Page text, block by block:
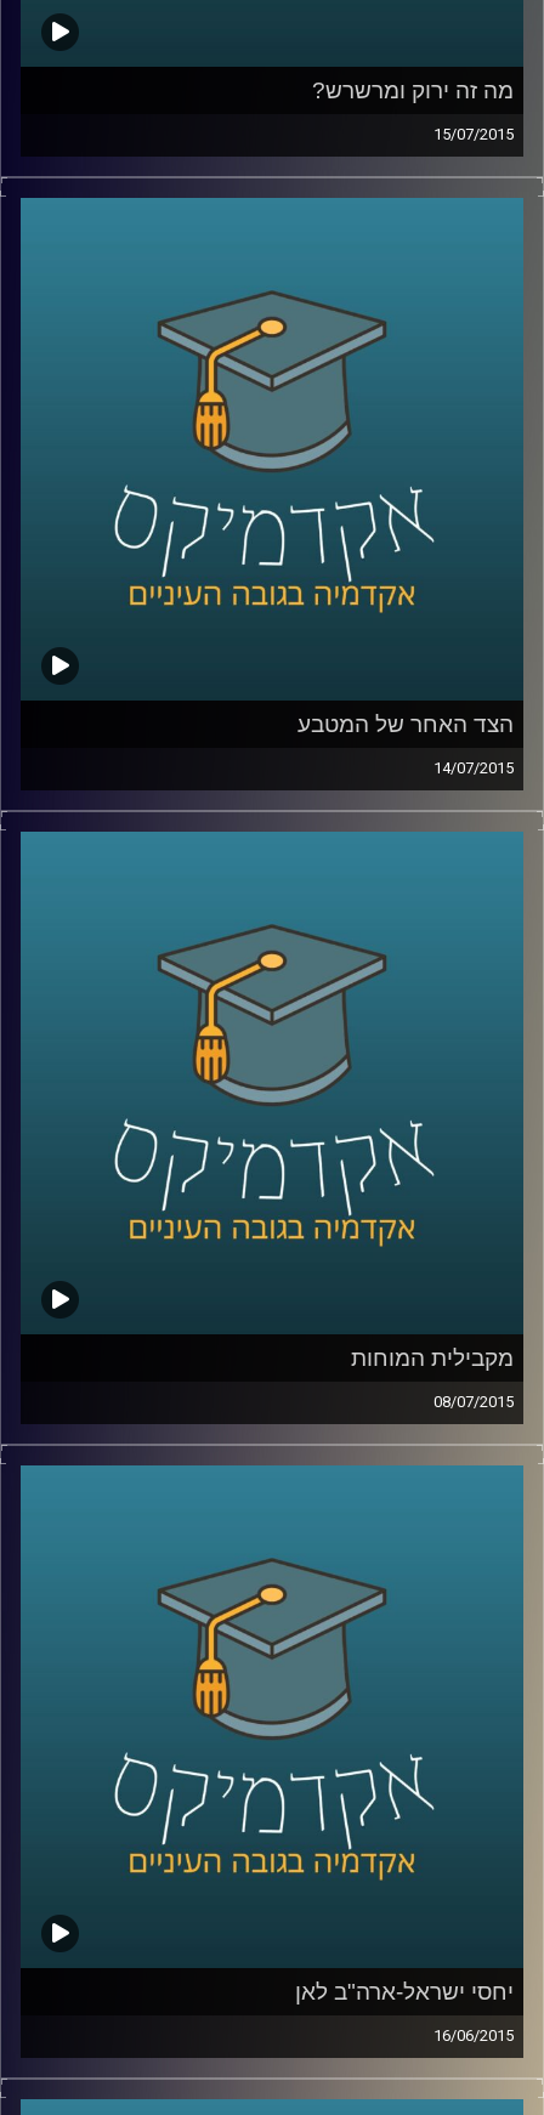
מה זה ירוק ומרשרש?
15/07/2015
אנחנו מתקשים לעכל שרווח כלכלי יכול
השקעות אחראיות. שקיפות היא ערך עליון
בסיפור, והכלים להטמעתה הם רגולציה וחינוך.
מה יכולים תאגידים וחברות לעשות בנדון, ומה
יכול כל אדם בעל קרן פנסיה לעשות כדי
להעלות את המודעות ואת מעמדן של
ההשקעות החברתיות?
קרדיט תמונות:AudioVersity
הצד האחר של המטבע
14/07/2015
פרופסור שחר קריב, ראש המחלקה לכלכלה
ההתנהגותית והכלים המתמטיים בעזרתם
מתמודדת הכלכלה עם שאלת הרציונליות
וההתנהגות האנושית. ומה מלמד מחקר רב
שנים על מעמד המפלגה בכל הנוגע להבדל בין
העדפת כלכלה שוויונית לבין העניין בהגדלת
קרדיט תמונות:AudioVersity
מקבילית המוחות
08/07/2015
דוקטור נאוה לויט בנון מנהלת את מכון סגול
המוח והמדעים הקשים לבין מדעי החברה. את
אלה היא מתבלת בחדשנות נוספת – שילוב
הממצאים בעבודת שטח עם אנשי חינוך בכדי
לבדוק את ההשפעה של המלצות המחקר על
עוצמת החסינות של רשתות מוחיות של אנשים
קרדיט תמונות:AudioVersity
יחסי ישראל-ארה"ב לאן
16/06/2015
דוקטור אמנון כוורי, מומחה לפוליטיקה